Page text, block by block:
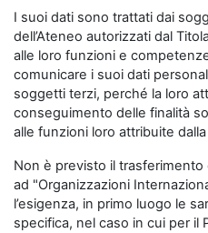
I suoi dati sono trattati dai
dell’Ateneo autorizzati dal
alle loro funzioni e
comunicare i suoi dati
soggetti terzi, perché la loro
conseguimento delle finalità
alle funzioni loro attribuite
Non è previsto il
ad "Organizzazioni
l’esigenza, in primo luogo le
specifica, nel caso in cui per il